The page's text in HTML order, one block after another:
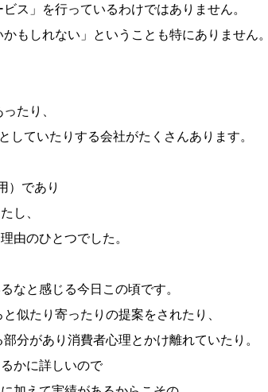
ス」を行っているわけではありません。
もしれない」ということも特にありません。
たり、
していたりする会社がたくさんあります。
）であり
し、
由のひとつでした。
なと感じる今日この頃です。
似たり寄ったりの提案をされたり、
分があり消費者心理とかけ離れていたり。
かに詳しいので